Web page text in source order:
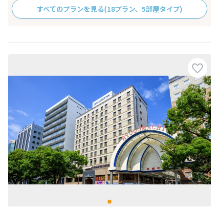
すべてのプランを見る(18プラン、5部屋タイプ)